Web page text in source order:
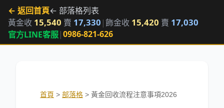
← 返回首頁← 部落格列表
黃金收 15,540 賣 17,330 |飾金收 15,420 賣 17,030
官方LINE客服|0986-821-626
首頁 > 部落格 > 黃金回收流程注意事項2026